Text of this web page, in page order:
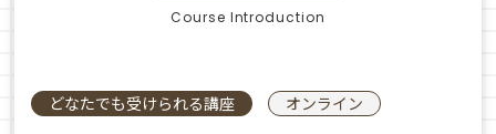
Course Introduction
どなたでも受けられる講座 オンライン